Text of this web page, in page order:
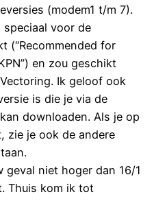
(modem1 t/m 7).
voor de
(“Recommended for
en zou geschikt
Ik geloof ook
is die je via de
downloaden. Als je op
zie je ook de andere
geval niet hoger dan 16/1
Thuis kom ik tot